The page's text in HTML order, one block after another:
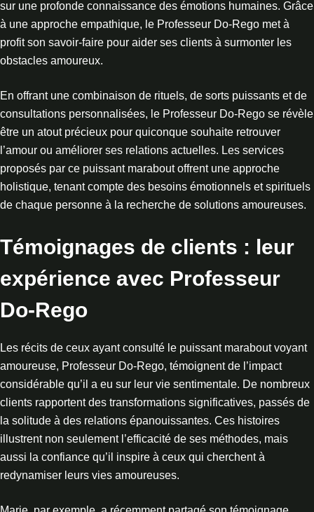
sur une profonde connaissance des émotions humaines. Grâce
à une approche empathique, le Professeur Do-Rego met à
profit son savoir-faire pour aider ses clients à surmonter les
obstacles amoureux.
En offrant une combinaison de rituels, de sorts puissants et de
consultations personnalisées, le Professeur Do-Rego se révèle
être un atout précieux pour quiconque souhaite retrouver
l’amour ou améliorer ses relations actuelles. Les services
proposés par ce puissant marabout offrent une approche
holistique, tenant compte des besoins émotionnels et spirituels
de chaque personne à la recherche de solutions amoureuses.
Témoignages de clients : leur
expérience avec Professeur
Do-Rego
Les récits de ceux ayant consulté le puissant marabout voyant
amoureuse, Professeur Do-Rego, témoignent de l’impact
considérable qu’il a eu sur leur vie sentimentale. De nombreux
clients rapportent des transformations significatives, passés de
la solitude à des relations épanouissantes. Ces histoires
illustrent non seulement l’efficacité de ses méthodes, mais
aussi la confiance qu’il inspire à ceux qui cherchent à
redynamiser leurs vies amoureuses.